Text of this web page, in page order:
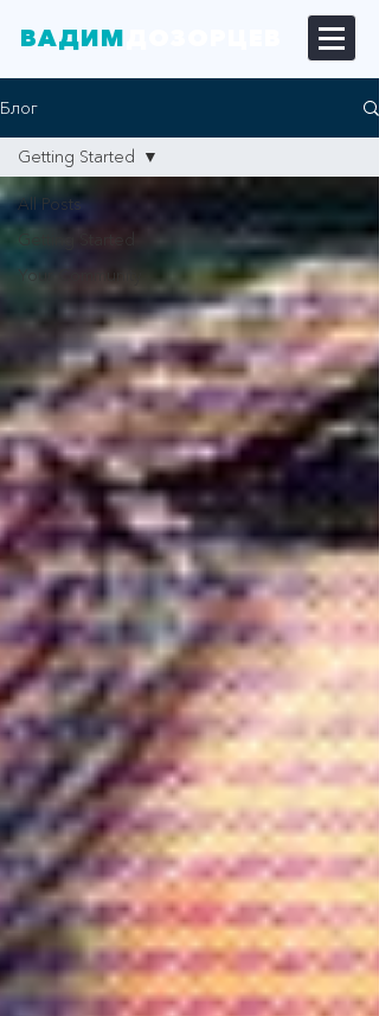
ВАДИМ
Блог
All Posts
Getting Started
Your Community
Getting Started